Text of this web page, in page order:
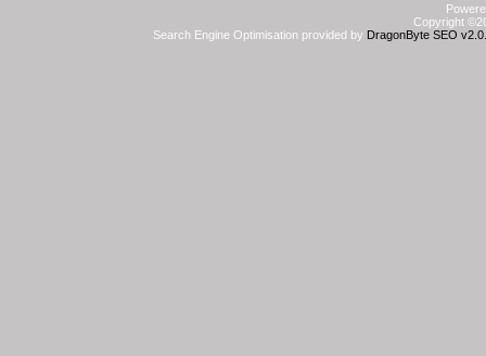
Copyright
Search Engine Optimisation provided by DragonByte SEO